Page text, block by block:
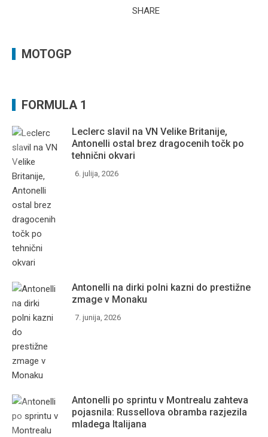
SHARE
MOTOGP
FORMULA 1
Leclerc slavil na VN Velike Britanije,
Antonelli ostal brez dragocenih točk po
tehnični okvari
6. julija, 2026
Antonelli na dirki polni kazni do prestižne
zmage v Monaku
7. junija, 2026
Antonelli po sprintu v Montrealu zahteva
pojasnila: Russellova obramba razjezila
mladega Italijana